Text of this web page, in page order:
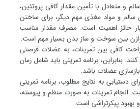
و متعادل با تأمین مقدار کافی پروتئین،
سالم و مواد مغذی مهم دیگر، برای ساختن
حائز اهمیت است. مصرف مقدار مناسب
بین سوخت و ساز بدن بسیار مهم است.
کافی بین تمرینات، به عضلات فرصتی
بنابراین، برنامه تمرینی باید شامل زمان
عضلات باشد.
دستیابی به نتایج مطلوب، برنامه تمرینی
انجام تمرینات به صورت منظم و پیوسته،
پیکرتراشی است.